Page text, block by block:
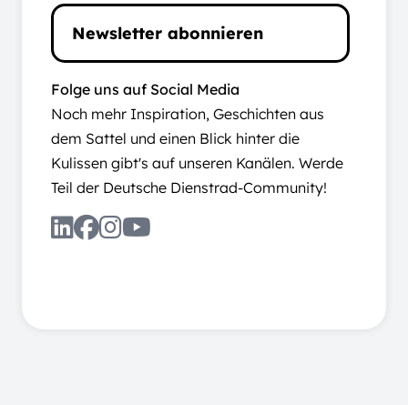
Newsletter abonnieren
Folge uns auf Social Media
Noch mehr Inspiration, Geschichten aus
dem Sattel und einen Blick hinter die
Kulissen gibt's auf unseren Kanälen. Werde
Teil der Deutsche Dienstrad-Community!